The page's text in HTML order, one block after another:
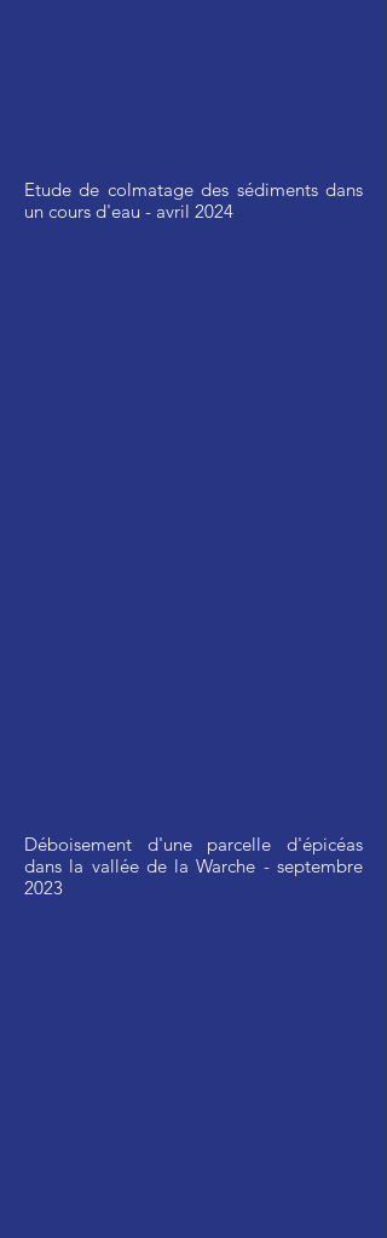
Etude de colmatage des sédiments dans
un cours d'eau - avril 2024
Déboisement d'une parcelle d'épicéas
dans la vallée de la Warche - septembre
2023